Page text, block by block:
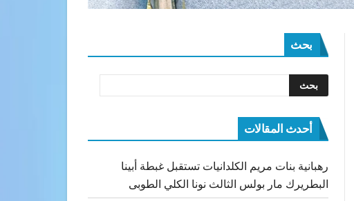
بحث
أحدث المقالات
رهبانية بنات مريم الكلدانيات تستقبل غبطة أبينا
البطريرك مار بولس الثالث نونا الكلي الطوبى